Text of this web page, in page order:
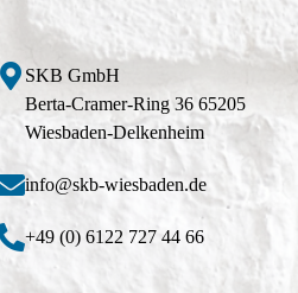
SKB GmbH
Berta-Cramer-Ring 36 65205
Wiesbaden-Delkenheim
info@skb-wiesbaden.de
+49 (0) 6122 727 44 66